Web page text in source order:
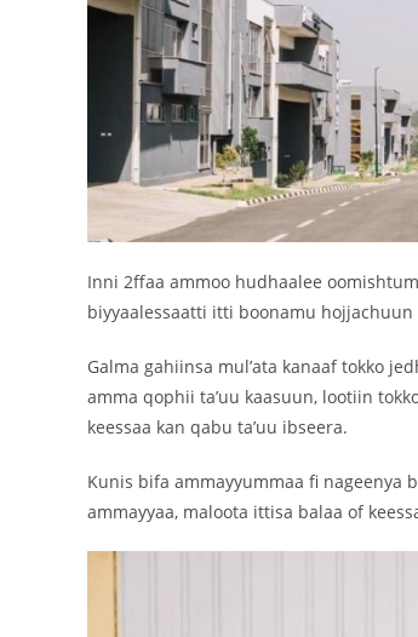
Inni 2ffaa ammoo hudhaalee
biyyaalessaatti itti boonamu hojjachuun
Galma gahiinsa mul’ata kanaaf tokko
amma qophii ta’uu kaasuun, lootiin
keessaa kan qabu ta’uu ibseera.
Kunis bifa ammayyummaa fi nageenya
ammayyaa, maloota ittisa balaa of